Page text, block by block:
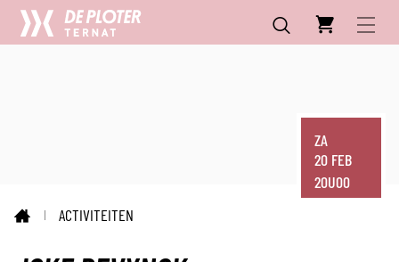
CC
De
MENU
ZA
20 FEB
20U00
ACTIVITEITEN